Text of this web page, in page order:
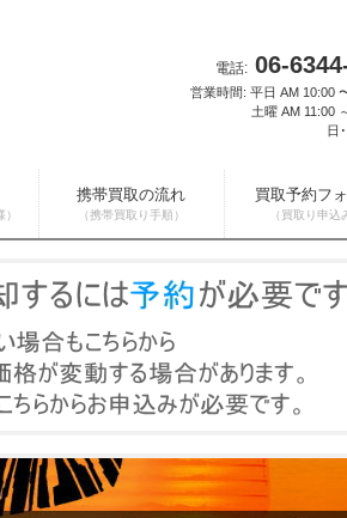
電話: 06-
営業時間: 平日 AM 10:00
土曜 AM 11:00
日
携帯買取の流れ
（携帯買取り手順）
買取予約フ
（買取り申込